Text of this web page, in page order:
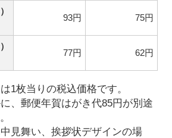
93円 75円
77円 62円
1枚当りの税込価格です。
、郵便年賀はがき代85円が別途
見舞い、挨拶状デザインの場